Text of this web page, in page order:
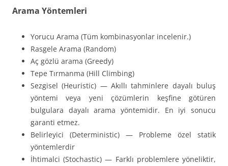
Arama Yöntemleri
Yorucu Arama (Tüm kombinasyonlar incelenir.)
Rasgele Arama (Random)
Aç gözlü arama (Greedy)
Tepe Tırmanma (Hill Climbing)
Sezgisel (Heuristic) — Akıllı tahminlere dayalı buluş
yöntemi veya yeni çözümlerin keşfine götüren
bulgulara dayalı arama yöntemidir. En iyi sonucu
garanti etmez.
Belirleyici (Deterministic) — Probleme özel statik
yöntemlerdir
İhtimalci (Stochastic) — Farklı problemlere yöneliktir,